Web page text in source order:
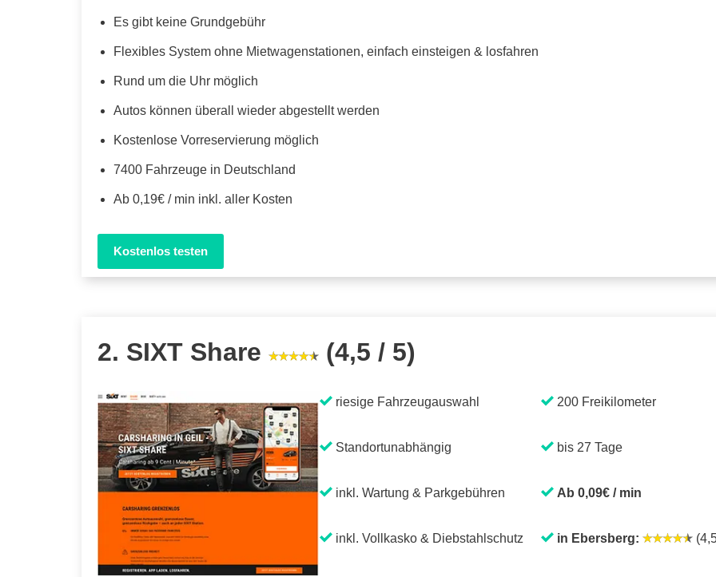
Es gibt keine Grundgebühr
Flexibles System ohne Mietwagenstationen, einfach einsteigen & losfahren
Rund um die Uhr möglich
Autos können überall wieder abgestellt werden
Kostenlose Vorreservierung möglich
7400 Fahrzeuge in Deutschland
Ab 0,19€ / min inkl. aller Kosten
Kostenlos testen
2. SIXT Share (4,5 / 5)
riesige Fahrzeugauswahl
Standortunabhängig
inkl. Wartung & Parkgebühren
inkl. Vollkasko & Diebstahlschutz
200 Freikilometer
bis 27 Tage
Ab 0,09€ / min
in Ebersberg: